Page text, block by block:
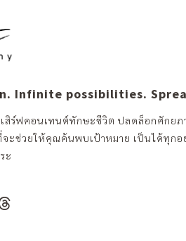
Infinite possibilities.
สิร์ฟคอนเทนต์ทักษะชีวิต ปลดล็อกศักยภ
ะช่วยให้คุณค้นพบเป้าหมาย เป็นได้ทุกอ
ะ